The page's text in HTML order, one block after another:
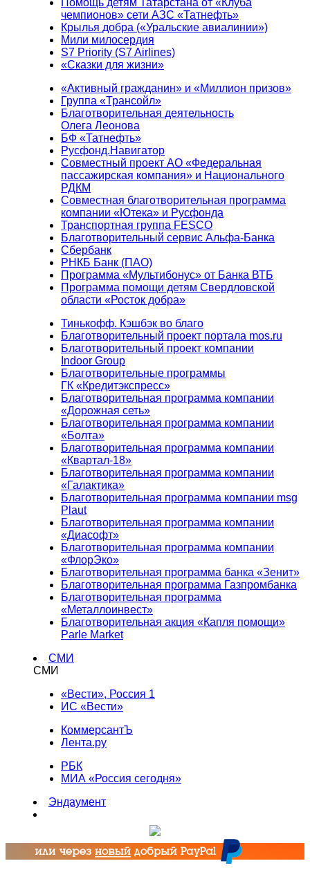
Помощь детям Татарстана от «Клуба
чемпионов» сети АЗС «Татнефть»
Крылья добра («Уральские авиалинии»)
Мили милосердия
S7 Priority (S7 Airlines)
«Сказки для жизни»
«Активный гражданин» и «Миллион призов»
Группа «Трансойл»
Благотворительная деятельность
Олега Леонова
БФ «Татнефть»
Русфонд.Навигатор
Совместный проект АО «Федеральная
пассажирская компания» и Национального
РДКМ
Совместная благотворительная программа
компании «Ютека» и Русфонда
Транспортная группа FESCO
Благотворительный сервис Альфа-Банка
Сбербанк
РНКБ Банк (ПАО)
Программа «Мультибонус» от Банка ВТБ
Программа помощи детям Свердловской
области «Росток добра»
Тинькофф. Кэшбэк во благо
Благотворительный проект портала mos.ru
Благотворительный проект компании
Indoor Group
Благотворительные программы
ГК «Кредитэкспресс»
Благотворительная программа компании
«Дорожная сеть»
Благотворительная программа компании
«Болта»
Благотворительная программа компании
«Квартал-18»
Благотворительная программа компании
«Галактика»
Благотворительная программа компании msg
Plaut
Благотворительная программа компании
«Диасофт»
Благотворительная программа компании
«ФлорЭко»
Благотворительная программа банка «Зенит»
Благотворительная программа Газпромбанка
Благотворительная программа
«Металлоинвест»
Благотворительная акция «Капля помощи»
Parle Market
СМИ
СМИ
«Вести», Россия 1
ИС «Вести»
КоммерсантЪ
Лента.ру
РБК
МИА «Россия сегодня»
Эндаумент